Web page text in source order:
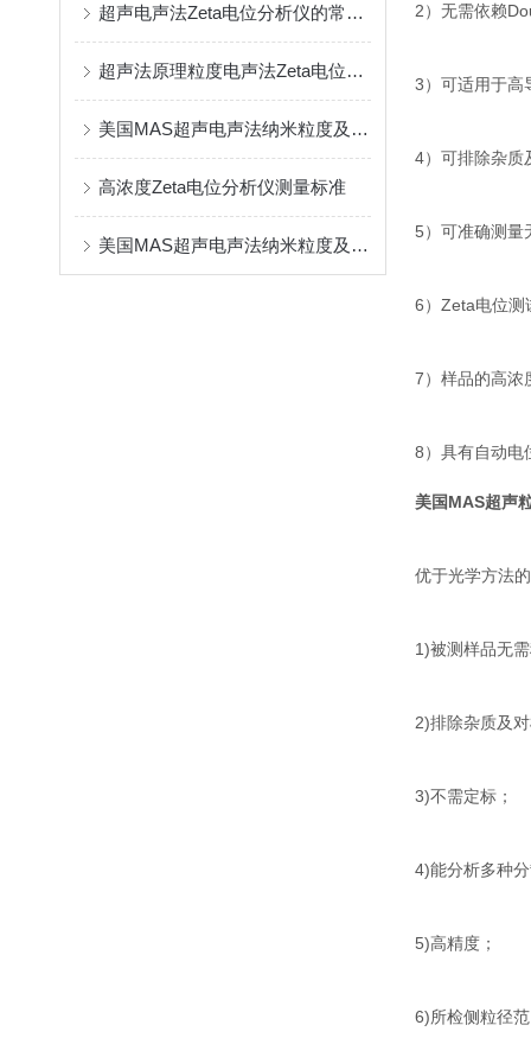
超声电声法Zeta电位分析仪的常见故障处理
超声法原理粒度电声法Zeta电位分析仪：高效多能的科研利器
美国MAS超声电声法纳米粒度及ZETA电位分析仪科普
高浓度Zeta电位分析仪测量标准
美国MAS超声电声法纳米粒度及ZETA电位分析仪特点优势
2）无需依赖
3）可适用于高
4）可排除杂质
5）可准确测量
6）Zeta电位测
7）样品的高浓
8）具有自动电
美国MAS超声
优于光学方法
1)被测样品无
2)排除杂质及
3)不需定标；
4)能分析多种
5)高精度；
6)所检侧粒径